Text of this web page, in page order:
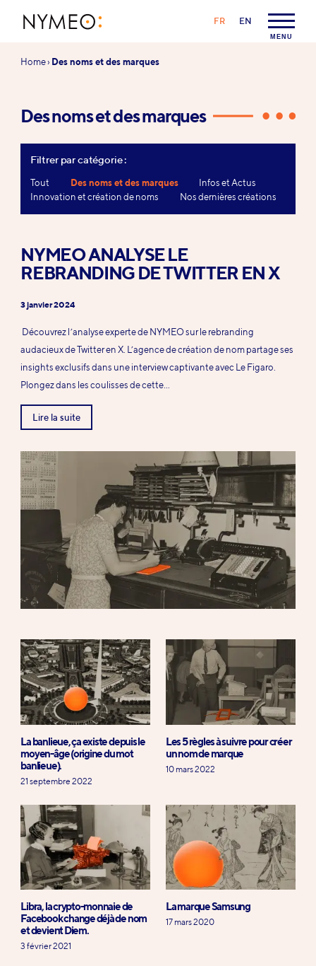
MENU
LANGAGE :
FR EN
Vous
Home› Des noms et des marques
Des noms et des marques
Filtrer par catégorie :
Tout Des noms et des marques
Infos et Actus
Innovation et création de noms
Nos dernières créations
NYMEO ANALYSE LE
REBRANDING DE TWITTER EN X
3 janvier 2024
Extrait :
Découvrez l’analyse experte de NYMEO sur le rebranding
audacieux de Twitter en X. L’agence de création de nom partage ses
insights exclusifs dans une interview captivante avec Le Figaro.
Plongez dans les coulisses de cette…
Lire la suite
La banlieue, ça existe depuis le
moyen-âge (origine du mot
banlieue).
21 septembre 2022
Les 5 règles à suivre pour créer
un nom de marque
10 mars 2022
Libra, la crypto-monnaie de
Facebook change déjà de nom
et devient Diem.
3 février 2021
La marque Samsung
17 mars 2020